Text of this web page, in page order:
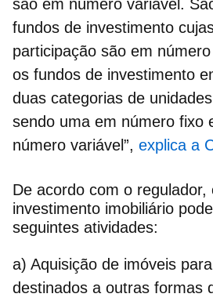
são em número variável.
fundos de investimento
participação são em
os fundos de investimento
duas categorias de
sendo uma em número fixo
número variável”, explica a
De acordo com o regulador,
investimento imobiliário
seguintes atividades:
a) Aquisição de imóveis
destinados a outras formas